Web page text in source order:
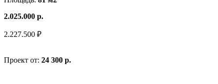
2.025.000 р.
2.227.500 ₽
Проект от: 24 300 р.